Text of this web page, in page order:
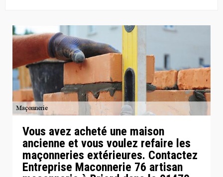
Vous avez acheté une maison
ancienne et vous voulez refaire les
maçonneries extérieures. Contactez
Entreprise Maconnerie 76 artisan